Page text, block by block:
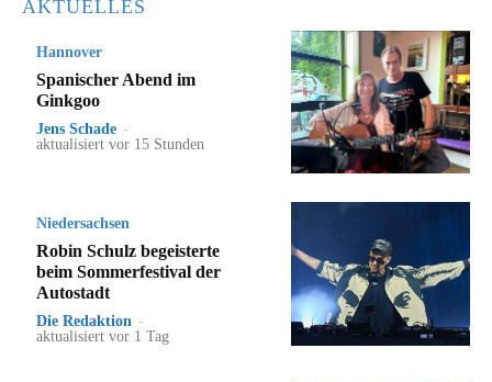
AKTUELLES
Hannover
Spanischer Abend im
Ginkgoo
Jens Schade -
aktualisiert vor 15 Stunden
Niedersachsen
Robin Schulz begeisterte
beim Sommerfestival der
Autostadt
Die Redaktion -
aktualisiert vor 1 Tag